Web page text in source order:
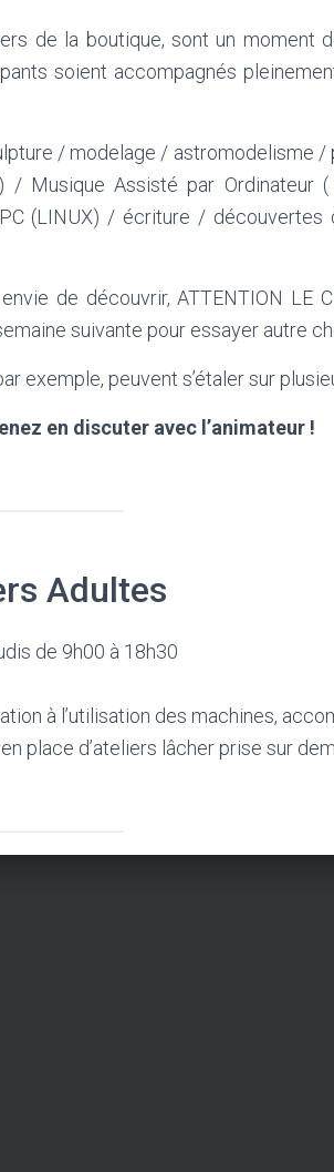
de la boutique, sont un moment
soient accompagnés
/ modelage / astromodelisme /
Musique Assisté par Ordinateur
(LINUX) / écriture / découvertes
de découvrir, ATTENTION LE
suivante pour essayer autre
exemple, peuvent s’étaler sur
en discuter avec l’animateur !
Adultes
de 9h00 à 18h30
à l’utilisation des machines,
place d’ateliers lâcher prise sur